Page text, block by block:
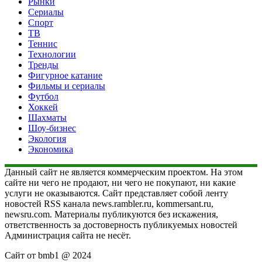
Сериалы
Спорт
ТВ
Теннис
Технологии
Тренды
Фигурное катание
Фильмы и сериалы
Футбол
Хоккей
Шахматы
Шоу-бизнес
Экология
Экономика
Данный сайт не является коммерческим проектом. На этом
сайте ни чего не продают, ни чего не покупают, ни какие
услуги не оказываются. Сайт представляет собой ленту
новостей RSS канала news.rambler.ru, kommersant.ru,
newsru.com. Материалы публикуются без искажения,
ответственность за достоверность публикуемых новостей
Администрация сайта не несёт.
Сайт от bmb1 @ 2024